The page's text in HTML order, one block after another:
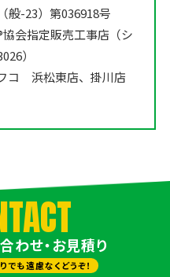
般-23）第036918号
会指定販売工事店（シ
）
コ 浜松東店、掛川店
わせ・お見積り
でも遠慮なくどうぞ！